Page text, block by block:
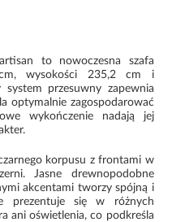
to nowoczesna szafa
wysokości 235,2 cm i
przesuwny zapewnia
optymalnie zagospodarować
wykończenie nadają jej
korpusu z frontami w
Jasne drewnopodobne
akcentami tworzy spójną i
prezentuje się w różnych
ani oświetlenia, co podkreśla